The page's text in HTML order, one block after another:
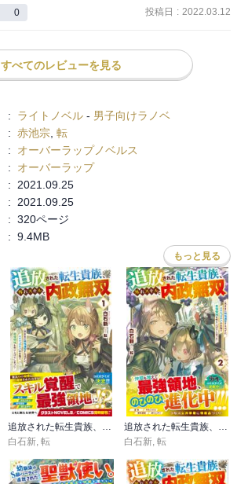
0 投稿日 : 2022.03.12
すべてのレビューを見る
: ライトノベル - 男子向けラノベ
: 赤池宗 転
:
オーバーラップノベルス
:
オーバーラップ
:
2021.09.25
:
2021.09.25
: 320ページ
: 9.4MB
もっと見る
追放された転生貴族、外れスキルで内政無双1～気ままに領地運営するはずが、スキル『ガチャ』のお陰で最強領地を作り上げてしまった～
白石新, 転
追放された転生貴族、外れスキルで内政無双2～気ままに領地運営するはずが、スキル『ガチャ』のお陰で最強領地を作り上げてしまった～【電子限定SS付き】
白石新, 転